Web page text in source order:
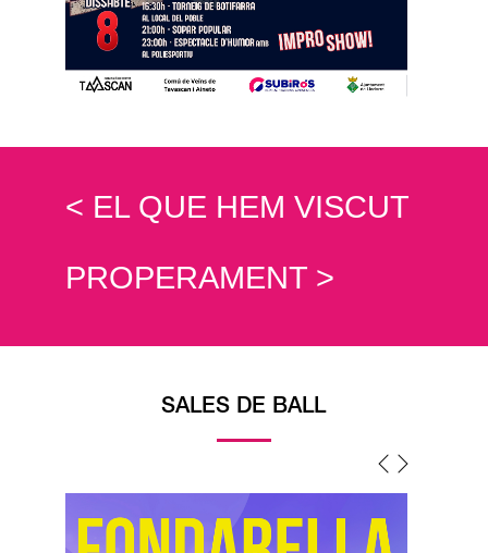
< EL QUE HEM VISCUT
PROPERAMENT >
SALES DE BALL